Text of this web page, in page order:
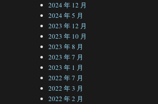
2024 年 12 月
2024 年 5 月
2023 年 12 月
2023 年 10 月
2023 年 8 月
2023 年 7 月
2023 年 1 月
2022 年 7 月
2022 年 3 月
2022 年 2 月